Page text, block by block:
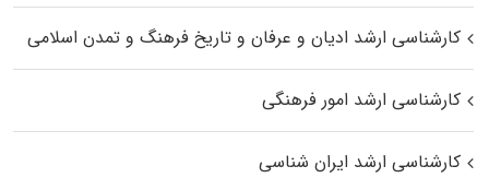
کارشناسی ارشد ادیان و عرفان و تاریخ فرهنگ و تمدن اسلامی
کارشناسی ارشد امور فرهنگی
کارشناسی ارشد ایران شناسی